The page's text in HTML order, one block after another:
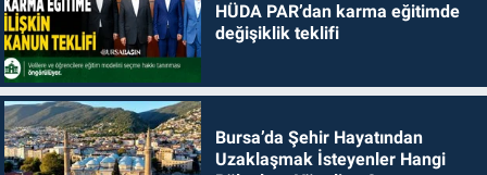
HÜDA PAR’dan karma eğitimde
değişiklik teklifi
Bursa’da Şehir Hayatından
Uzaklaşmak İsteyenler Hangi